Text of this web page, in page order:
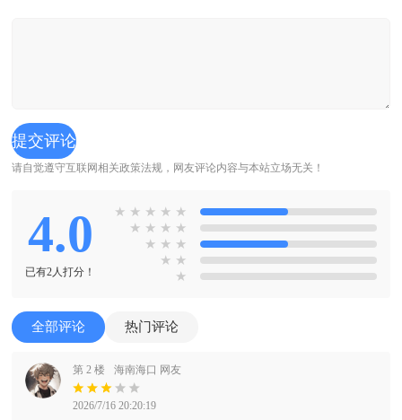
请自觉遵守互联网相关政策法规，网友评论内容与本站立场无关！
4.0
已有2人打分！
★ ★ ★ ★ ★
★ ★ ★ ★
★ ★ ★
★ ★
★
全部评论 热门评论
第 2 楼 海南海口 网友
2026/7/16 20:20:19